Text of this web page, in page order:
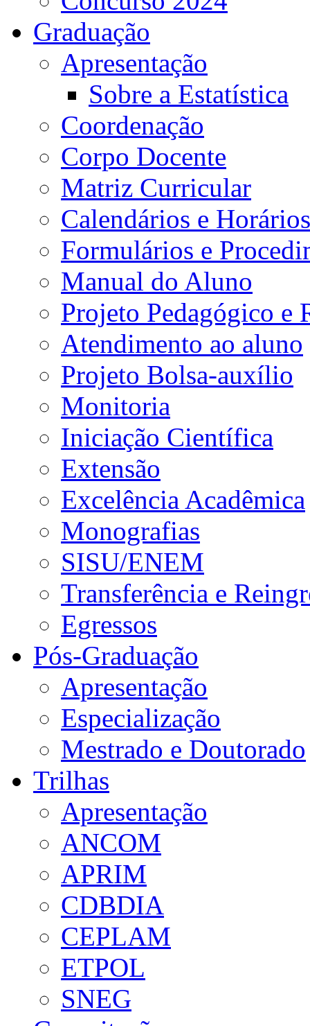
Graduação
Apresentação
Sobre a Estatística
Coordenação
Corpo Docente
Matriz Curricular
Calendários e Horários
Formulários e
Manual do Aluno
Projeto Pedagógico e
Atendimento ao aluno
Projeto Bolsa-auxílio
Monitoria
Iniciação Científica
Extensão
Excelência Acadêmica
Monografias
SISU/ENEM
Transferência e
Egressos
Pós-Graduação
Apresentação
Especialização
Mestrado e Doutorado
Trilhas
Apresentação
ANCOM
APRIM
CDBDIA
CEPLAM
ETPOL
SNEG